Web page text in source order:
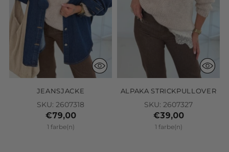
JEANSJACKE
SKU: 2607318
€79,00
1 farbe(n)
ALPAKA STRICKPULLOVER
SKU: 2607327
€39,00
1 farbe(n)